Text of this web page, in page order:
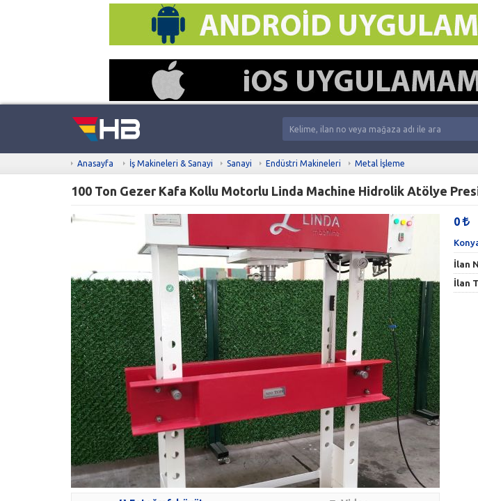
Anasayfa İş Makineleri & Sanayi Sanayi Endüstri Makineleri Metal İşleme
100 Ton Gezer Kafa Kollu Motorlu Linda Machine Hidrolik Atölye
0
İlan
İlan